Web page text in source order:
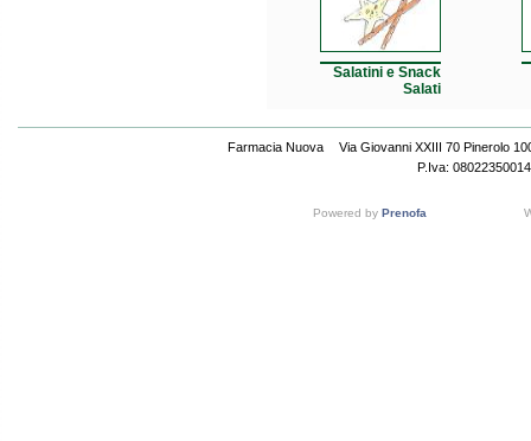
Salatini e Snack
Salati
Farmacia Nuova
Via Giovanni XXIII 70 Pinerolo
P.Iva: 08022350014
Powered by Prenofa